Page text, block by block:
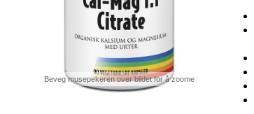
Beveg musepekeren over bildet for å zoome